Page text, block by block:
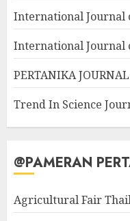
International Journal
International Journal
PERTANIKA
Trend In Science
@PAMERAN
Agricultural Fair